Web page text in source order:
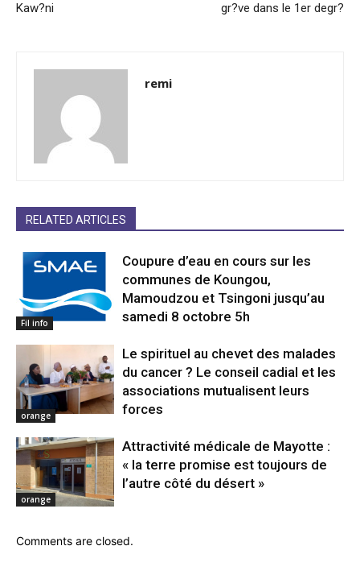
Kaw?ni
gr?ve dans le 1er degr?
remi
RELATED ARTICLES
Fil info
Coupure d’eau en cours sur les
communes de Koungou,
Mamoudzou et Tsingoni jusqu’au
samedi 8 octobre 5h
orange
Le spirituel au chevet des malades
du cancer ? Le conseil cadial et les
associations mutualisent leurs
forces
orange
Attractivité médicale de Mayotte :
« la terre promise est toujours de
l’autre côté du désert »
Comments are closed.